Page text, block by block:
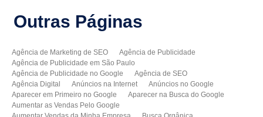
Outras Páginas
Agência de Marketing de SEO
Agência de Publicidade
Agência de Publicidade em São Paulo
Agência de Publicidade no Google
Agência de SEO
Agência Digital
Anúncios na Internet
Anúncios no Google
Aparecer em Primeiro no Google
Aparecer na Busca do Google
Aumentar as Vendas Pelo Google